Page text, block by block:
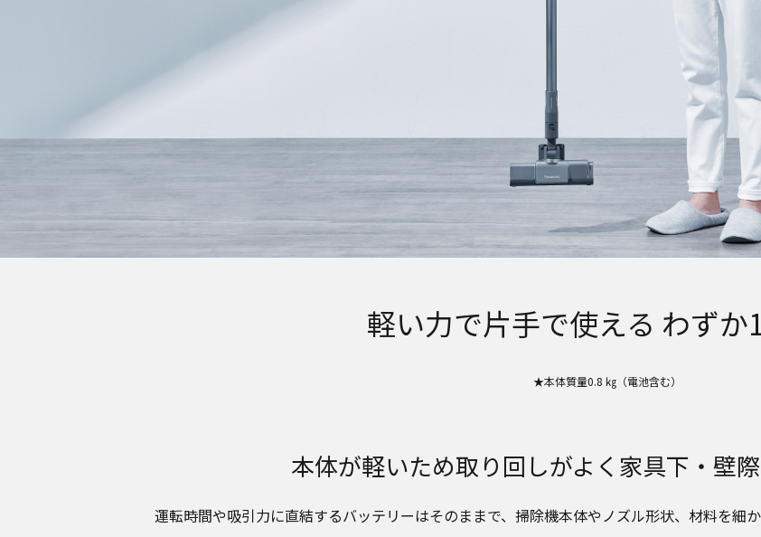
軽い力で片手で使える わずか
★本体質量0.8 ㎏（電池含む）
本体が軽いため取り回しがよく 家具下・壁
運転時間や吸引力に直結するバッテリーはそのままで、掃除機本体やノズル形状、材料を細